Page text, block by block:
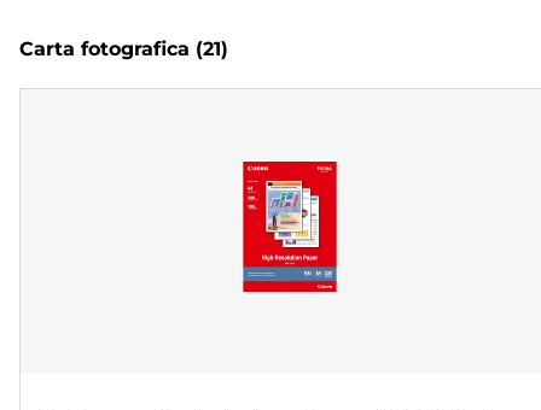
Carta fotografica (21)